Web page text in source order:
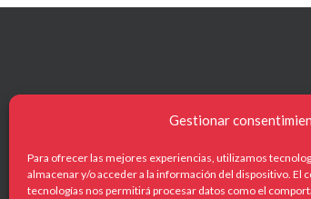
Gestionar
Para ofrecer las mejores experiencias, utilizamos
almacenar y/o acceder a la información del dispositivo. El
tecnologías nos permitirá procesar datos como el